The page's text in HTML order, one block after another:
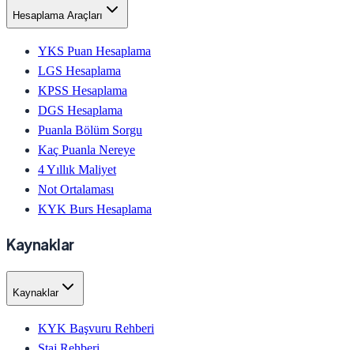
Hesaplama Araçları
YKS Puan Hesaplama
LGS Hesaplama
KPSS Hesaplama
DGS Hesaplama
Puanla Bölüm Sorgu
Kaç Puanla Nereye
4 Yıllık Maliyet
Not Ortalaması
KYK Burs Hesaplama
Kaynaklar
Kaynaklar
KYK Başvuru Rehberi